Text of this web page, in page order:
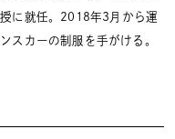
に就任。2018年3月から運
スカーの制服を手がける。